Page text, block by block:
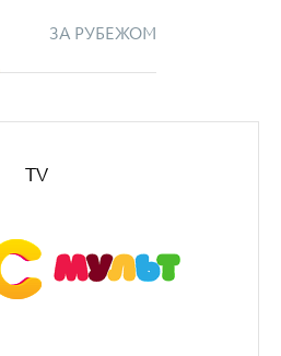
ЗА РУБЕЖОМ
TV